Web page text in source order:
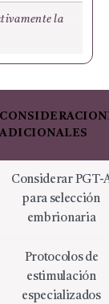
la
ADICIONALES
Considerar PGT-
para selección
embrionaria
Protocolos de
estimulación
especializados